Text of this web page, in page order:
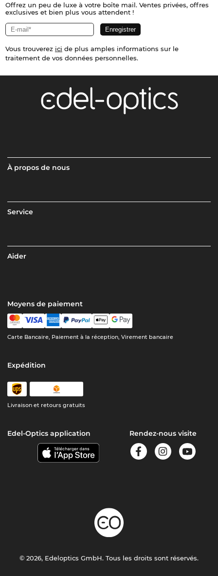
Offrez un peu de luxe à votre boîte mail. Ventes privées, offres
exclusives et bien plus vous attendent !
Vous trouverez ici de plus amples informations sur le
traitement de vos données personnelles.
À propos de nous
Service
Aider
Moyens de paiement
Carte Bancaire, Paiement à la réception, Virement bancaire
Expédition
Livraison et retours gratuits
Edel-Optics application Rendez-nous visite
© 2026, Edeloptics GmbH. Tous les droits sont réservés.